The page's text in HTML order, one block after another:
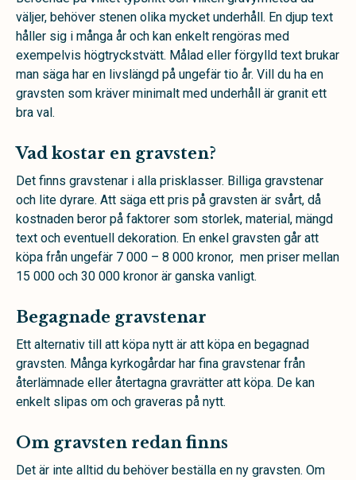
väljer, behöver stenen olika mycket underhåll. En djup text
håller sig i många år och kan enkelt rengöras med
exempelvis högtryckstvätt. Målad eller förgylld text brukar
man säga har en livslängd på ungefär tio år. Vill du ha en
gravsten som kräver minimalt med underhåll är granit ett
bra val.
Vad kostar en gravsten?
Det finns gravstenar i alla prisklasser. Billiga gravstenar
och lite dyrare. Att säga ett pris på gravsten är svårt, då
kostnaden beror på faktorer som storlek, material, mängd
text och eventuell dekoration. En enkel gravsten går att
köpa från ungefär 7 000 – 8 000 kronor, men priser mellan
15 000 och 30 000 kronor är ganska vanligt.
Begagnade gravstenar
Ett alternativ till att köpa nytt är att köpa en begagnad
gravsten. Många kyrkogårdar har fina gravstenar från
återlämnade eller återtagna gravrätter att köpa. De kan
enkelt slipas om och graveras på nytt.
Om gravsten redan finns
Det är inte alltid du behöver beställa en ny gravsten. Om